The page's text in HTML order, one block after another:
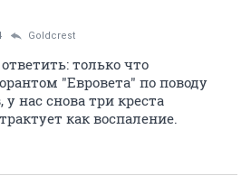
Goldcrest
только что
"Евровета" по поводу
нас снова три креста
как воспаление.